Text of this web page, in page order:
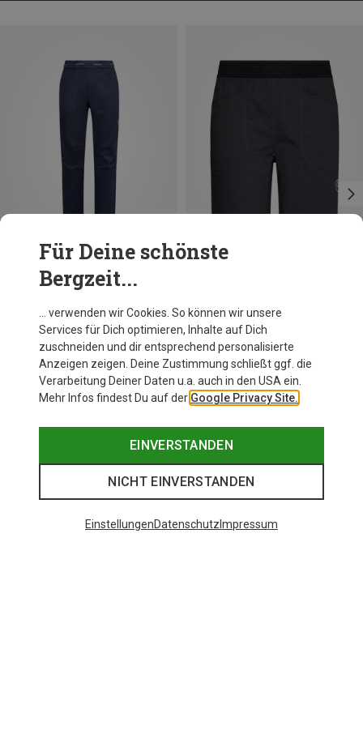
Du sparst bis 35%
Für Deine schönste
Bergzeit...
… verwenden wir Cookies. So können wir unsere
Services für Dich optimieren, Inhalte auf Dich
zuschneiden und dir entsprechend personalisierte
Anzeigen zeigen. Deine Zustimmung schließt ggf. die
Verarbeitung Deiner Daten u.a. auch in den USA ein.
Mehr Infos findest Du auf der Google Privacy Site.
EINVERSTANDEN
NICHT EINVERSTANDEN
EinstellungenDatenschutz Impressum